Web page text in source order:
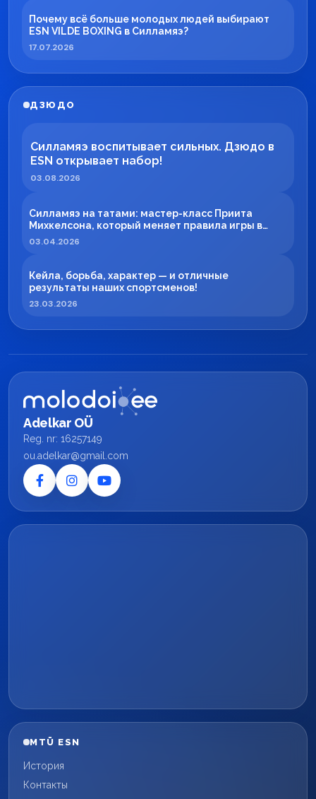
Почему всё больше молодых людей выбирают
ESN VILDE BOXING в Силламяэ?
17.07.2026
ДЗЮДО
Силламяэ воспитывает сильных. Дзюдо в
ESN открывает набор!
03.08.2026
Силламяэ на татами: мастер-класс Приита
Михкелсона, который меняет правила игры в
регионе
03.04.2026
Кейла, борьба, характер — и отличные
результаты наших спортсменов!
23.03.2026
Adelkar OÜ
Reg. nr: 16257149
ou.adelkar@gmail.com
MTÜ ESN
История
Контакты